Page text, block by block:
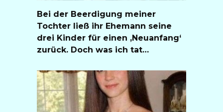
Bei der Beerdigung meiner
Tochter ließ ihr Ehemann seine
drei Kinder für einen ‚Neuanfang‘
zurück. Doch was ich tat…